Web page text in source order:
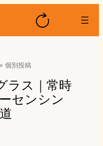
» 個別投稿
ラス｜常時
センシン